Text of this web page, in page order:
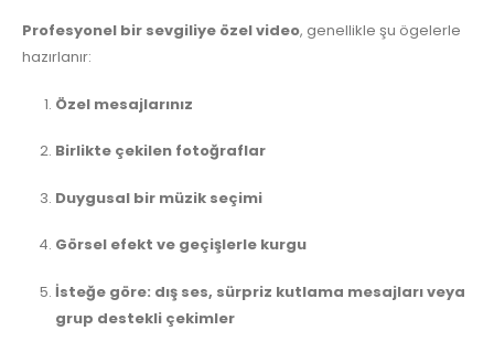
Profesyonel bir sevgiliye özel video, genellikle şu ögelerle
hazırlanır:
Özel mesajlarınız
Birlikte çekilen fotoğraflar
Duygusal bir müzik seçimi
Görsel efekt ve geçişlerle kurgu
İsteğe göre: dış ses, sürpriz kutlama mesajları veya
grup destekli çekimler